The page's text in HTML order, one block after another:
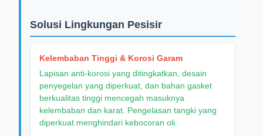
Solusi Lingkungan Pesisir
Kelembaban Tinggi & Korosi Garam
Lapisan anti-korosi yang ditingkatkan, desain
penyegelan yang diperkuat, dan bahan gasket
berkualitas tinggi mencegah masuknya
kelembaban dan karat. Pengelasan tangki yang
diperkuat menghindari kebocoran oli.